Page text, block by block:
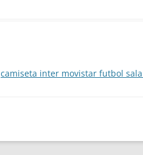
camiseta inter movistar futbol sala